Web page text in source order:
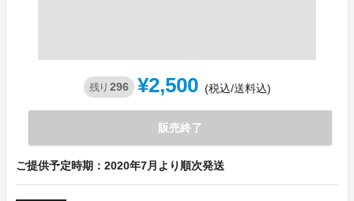
残り 296 ¥2,500 (税込/送料込)
販売終了
ご提供予定時期：2020年7月より順次発送